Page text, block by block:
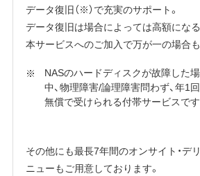
データ復旧（※）で充実のサポート。
データ復旧は場合によっては高額にな
本サービスへのご加入で万が一の場合も
NASのハードディスクが故障した
中、物理障害/論理障害問わず、年1
無償で受けられる付帯サービスです
その他にも最長7年間のオンサイト・デ
ニューもご用意しております。